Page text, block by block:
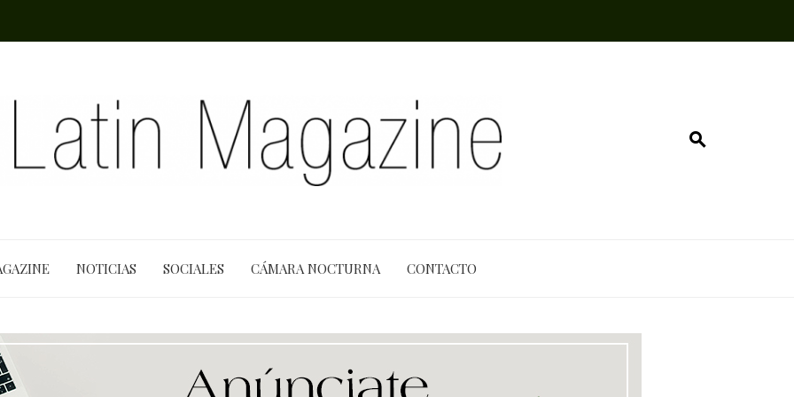
NOTICIAS SOCIALES CÁMARA NOCTURNA CONTACTO